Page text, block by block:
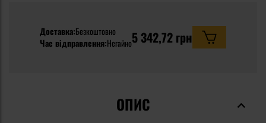
Доставка:Безкоштовно
Час відправлення:Негайно5 342,72 грн
ОПИС